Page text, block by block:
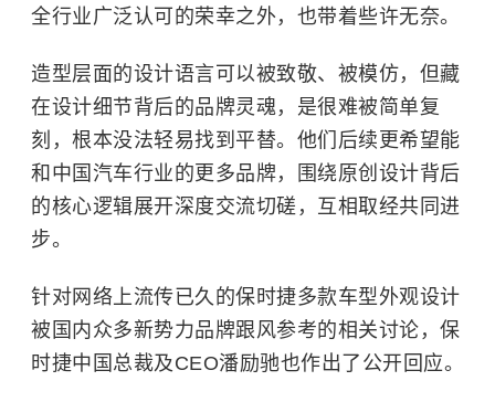
全行业广泛认可的荣幸之外，也带着些许无奈。
造型层面的设计语言可以被致敬、被模仿，但藏
在设计细节背后的品牌灵魂，是很难被简单复
刻，根本没法轻易找到平替。他们后续更希望能
和中国汽车行业的更多品牌，围绕原创设计背后
的核心逻辑展开深度交流切磋，互相取经共同进
步。
针对网络上流传已久的保时捷多款车型外观设计
被国内众多新势力品牌跟风参考的相关讨论，保
时捷中国总裁及CEO潘励驰也作出了公开回应。